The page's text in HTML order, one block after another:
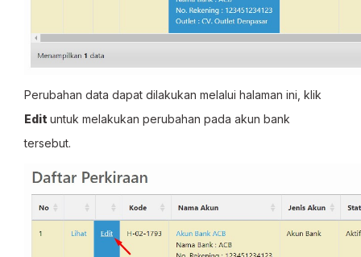
Perubahan data dapat dilakukan melalui halaman ini, klik
Edit untuk melakukan perubahan pada akun bank
tersebut.